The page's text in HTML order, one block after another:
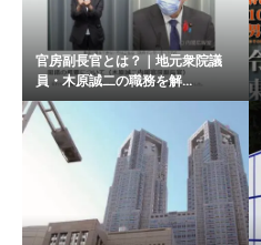
官房副長官とは？｜地元衆院議
員・木原誠二の職務を解...